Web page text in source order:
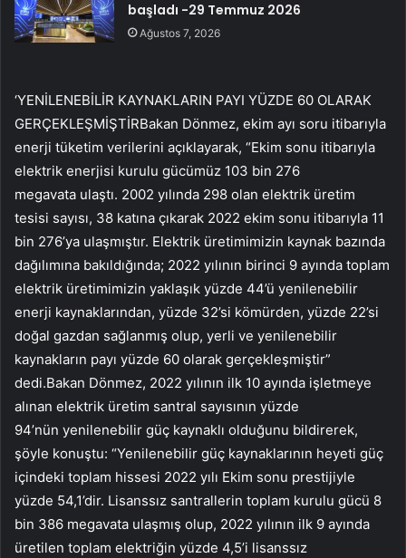
başladı -29 Temmuz 2026
Ağustos 7, 2026
‘YENİLENEBİLİR KAYNAKLARIN PAYI YÜZDE 60 OLARAK
GERÇEKLEŞMİŞTİRBakan Dönmez, ekim ayı soru itibarıyla
enerji tüketim verilerini açıklayarak, “Ekim sonu itibarıyla
elektrik enerjisi kurulu gücümüz 103 bin 276
megavata ulaştı. 2002 yılında 298 olan elektrik üretim
tesisi sayısı, 38 katına çıkarak 2022 ekim sonu itibarıyla 11
bin 276’ya ulaşmıştır. Elektrik üretimimizin kaynak bazında
dağılımına bakıldığında; 2022 yılının birinci 9 ayında toplam
elektrik üretimimizin yaklaşık yüzde 44’ü yenilenebilir
enerji kaynaklarından, yüzde 32’si kömürden, yüzde 22’si
doğal gazdan sağlanmış olup, yerli ve yenilenebilir
kaynakların payı yüzde 60 olarak gerçekleşmiştir”
dedi.Bakan Dönmez, 2022 yılının ilk 10 ayında işletmeye
alınan elektrik üretim santral sayısının yüzde
94’nün yenilenebilir güç kaynaklı olduğunu bildirerek,
şöyle konuştu: “Yenilenebilir güç kaynaklarının heyeti güç
içindeki toplam hissesi 2022 yılı Ekim sonu prestijiyle
yüzde 54,1’dir. Lisanssız santrallerin toplam kurulu gücü 8
bin 386 megavata ulaşmış olup, 2022 yılının ilk 9 ayında
üretilen toplam elektriğin yüzde 4,5’i lisanssız